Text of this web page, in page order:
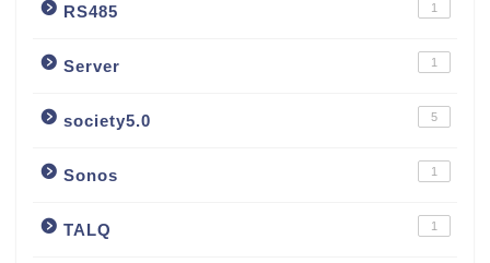
RS485 1
Server 1
society5.0 5
Sonos 1
TALQ 1